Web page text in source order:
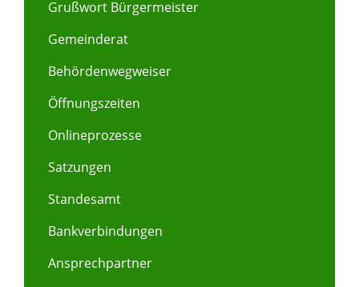
Grußwort Bürgermeister
Gemeinderat
Behördenwegweiser
Öffnungszeiten
Onlineprozesse
Satzungen
Standesamt
Bankverbindungen
Ansprechpartner